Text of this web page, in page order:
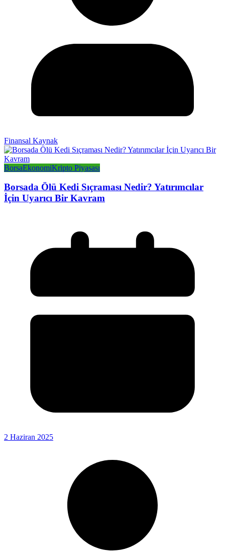
Finansal Kaynak
BorsaEkonomiKripto Piyasası
Borsada Ölü Kedi Sıçraması Nedir? Yatırımcılar
İçin Uyarıcı Bir Kavram
2 Haziran 2025